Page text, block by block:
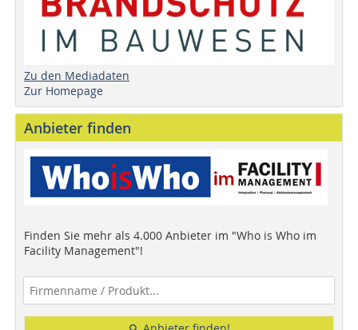
Zu den Mediadaten
Zur Homepage
Anbieter finden
Finden Sie mehr als 4.000 Anbieter im "Who is Who im
Facility Management"!